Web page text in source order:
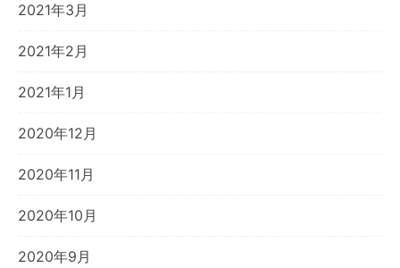
2021年3月
2021年2月
2021年1月
2020年12月
2020年11月
2020年10月
2020年9月